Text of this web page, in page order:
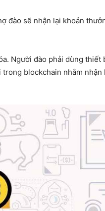
đào sẽ nhận lại khoản
Người đào phải dùng thiết
blockchain nhằm nhận